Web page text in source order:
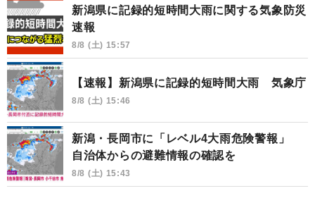
新潟県に記録的短時間大雨に関する気象防災
速報
8/8 (土) 15:57
【速報】新潟県に記録的短時間大雨 気象庁
8/8 (土) 15:46
新潟・長岡市に「レベル4大雨危険警報」
自治体からの避難情報の確認を
8/8 (土) 15:43